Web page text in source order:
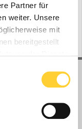
Partner für
weiter. Unsere
mit
bereitgestellt